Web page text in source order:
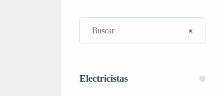
Electricistas